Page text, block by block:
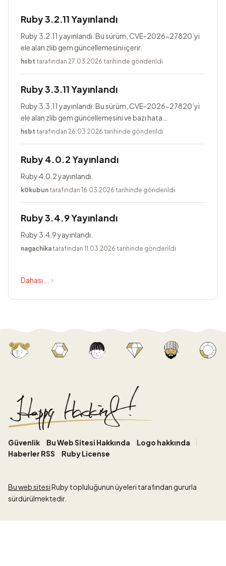
Ruby 3.2.11 Yayınlandı
Ruby 3.2.11 yayınlandı. Bu sürüm, CVE-2026-27820’yi
ele alan zlib gem güncellemesini içerir.
hsbt tarafından 27.03.2026 tarihinde gönderildi
Ruby 3.3.11 Yayınlandı
Ruby 3.3.11 yayınlandı. Bu sürüm, CVE-2026-27820’yi
ele alan zlib gem güncellemesini ve bazı hata
düzeltmelerini içerir.
hsbt tarafından 26.03.2026 tarihinde gönderildi
Ruby 4.0.2 Yayınlandı
Ruby 4.0.2 yayınlandı.
k0kubun tarafından 16.03.2026 tarihinde gönderildi
Ruby 3.4.9 Yayınlandı
Ruby 3.4.9 yayınlandı.
nagachika tarafından 11.03.2026 tarihinde gönderildi
Dahası...
Güvenlik Bu Web Sitesi Hakkında
Logo hakkında
Haberler RSS
Ruby License
Bu web sitesiRuby topluluğunun üyeleri tarafından gururla
sürdürülmektedir.